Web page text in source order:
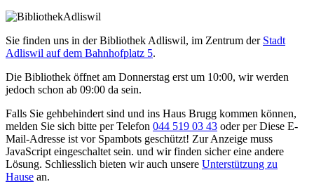
Sie finden uns in der Bibliothek Adliswil, im Zentrum der Stadt
Adliswil auf dem Bahnhofplatz 5.
Die Bibliothek öffnet am Donnerstag erst um 10:00, wir werden
jedoch schon ab 09:00 da sein.
Falls Sie gehbehindert sind und ins Haus Brugg kommen können,
melden Sie sich bitte per Telefon 044 519 03 43 oder perDiese E-
Mail-Adresse ist vor Spambots geschützt! Zur Anzeige muss
JavaScript eingeschaltet sein. und wir finden sicher eine andere
Lösung. Schliesslich bieten wir auch unsere Unterstützung zu
Hause an.